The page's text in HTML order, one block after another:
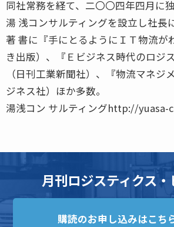
同社常務を経て、二〇〇四年四月に独
湯 浅コンサルティングを設立し社長
著 書に『手にとるようにＩＴ物流が
き出版）、『Ｅビジネス時代のロジ
（日刊工業新聞社）、『物流マネジ
ジネス社）ほか多数。
湯浅コン サルティングhttp://yuasa-
月刊ロジスティクス
購読のお申し込みはこち